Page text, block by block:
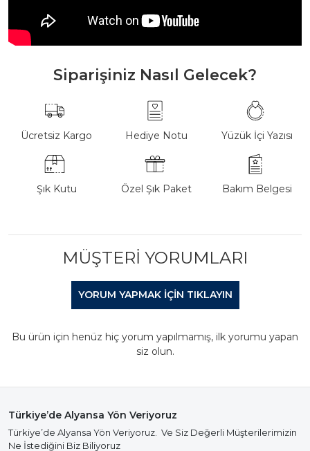
Siparişiniz Nasıl Gelecek?
Ücretsiz Kargo Hediye Notu Yüzük İçi Yazısı
Şık Kutu Özel Şık Paket Bakım Belgesi
MÜŞTERI YORUMLARI
YORUM YAPMAK IÇIN TIKLAYIN
Bu ürün için henüz hiç yorum yapılmamış, ilk yorumu yapan
siz olun.
Türkiye’de Alyansa Yön Veriyoruz
Türkiye’de Alyansa Yön Veriyoruz. Ve Siz Değerli Müşterilerimizin
Ne İstediğini Biz Biliyoruz